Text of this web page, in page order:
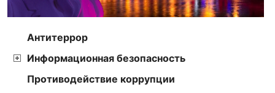
Антитеррор
Информационная безопасность
Противодействие коррупции